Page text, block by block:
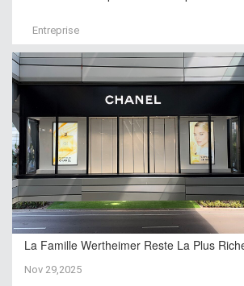
Entreprise
La Famille Wertheimer Reste La Plus
Nov 29,2025